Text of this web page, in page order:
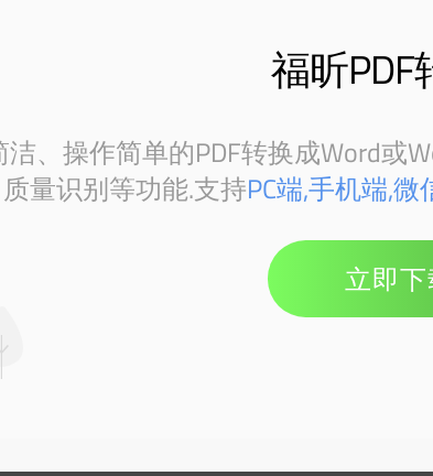
福昕PDF
、操作简单的PDF转换成Word或
质量识别等功能.支持PC端,手机端,
立即